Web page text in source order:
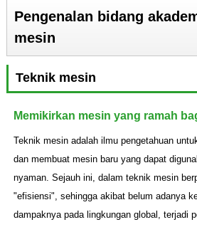
Pengenalan bidang
mesin
Teknik mesin
Memikirkan mesin yang ramah
Teknik mesin adalah ilmu pengetahuan
dan membuat mesin baru yang dapat
nyaman. Sejauh ini, dalam teknik mesin
"efisiensi", sehingga akibat belum adanya
dampaknya pada lingkungan global, terjadi